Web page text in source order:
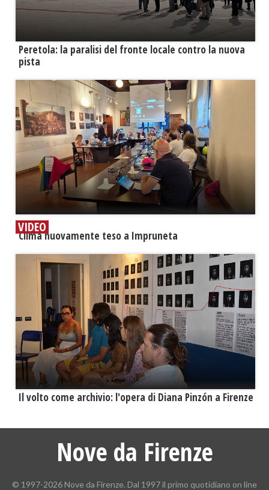
Peretola: la paralisi del fronte locale contro la nuova
pista
VIDEO
​Clima nuovamente teso a Impruneta
​Il volto come archivio: l'opera di Diana Pinzón a Firenze
Nove da Firenze
© 1997-2026 Nove da Firenze. Dal 1997 il primo quotidiano on line